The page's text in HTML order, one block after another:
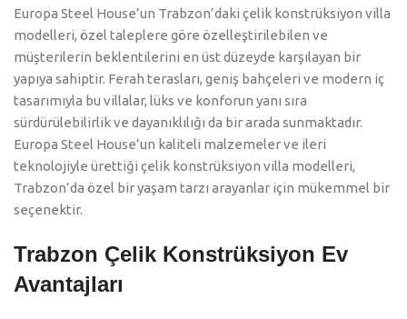
Europa Steel House’un Trabzon’daki çelik konstrüksiyon villa
modelleri, özel taleplere göre özelleştirilebilen ve
müşterilerin beklentilerini en üst düzeyde karşılayan bir
yapıya sahiptir. Ferah terasları, geniş bahçeleri ve modern iç
tasarımıyla bu villalar, lüks ve konforun yanı sıra
sürdürülebilirlik ve dayanıklılığı da bir arada sunmaktadır.
Europa Steel House’un kaliteli malzemeler ve ileri
teknolojiyle ürettiği çelik konstrüksiyon villa modelleri,
Trabzon’da özel bir yaşam tarzı arayanlar için mükemmel bir
seçenektir.
Trabzon Çelik Konstrüksiyon Ev
Avantajları